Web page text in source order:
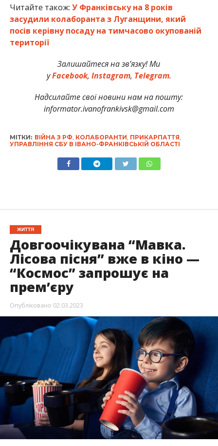
Читайте також: У Франківську на 8 років
засудили колаборанта з Луганщини, який
посів керівну посаду на тимчасово окупованій
території
Залишайтеся на зв’язку! Ми
уFacebook, Instagram, Telegram.
Надсилайте свої новини нам на пошту:
informator.ivanofrankivsk@gmail.com
МІТКИ: ВІЙНА З РФ КОЛАБОРАНТИ ПРИКАРПАТТЯ
УПРАВЛІННЯ СБУ В ІВАНО-ФРАНКІВСЬКІЙ ОБЛАСТІ
ЖИТТЯ
Довгоочікувана “Мавка.
Лісова пісня” вже в кіно —
“Космос” запрошує на
прем’єру
Опубліковано 02.03.2023